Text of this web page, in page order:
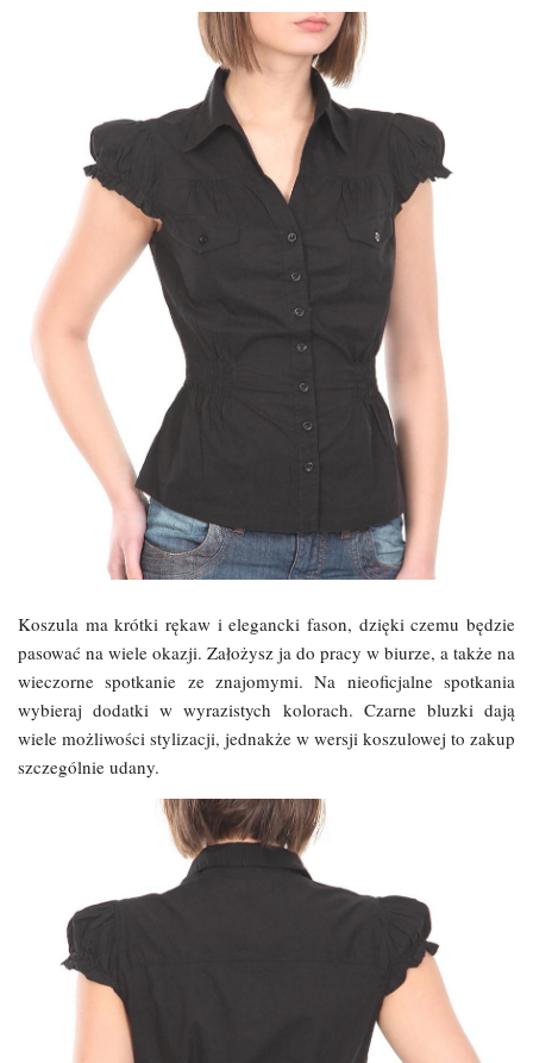
Koszula ma krótki rękaw i elegancki fason, dzięki czemu będzie
pasować na wiele okazji. Założysz ja do pracy w biurze, a także na
wieczorne spotkanie ze znajomymi. Na nieoficjalne spotkania
wybieraj dodatki w wyrazistych kolorach. Czarne bluzki dają
wiele możliwości stylizacji, jednakże w wersji koszulowej to zakup
szczególnie udany.